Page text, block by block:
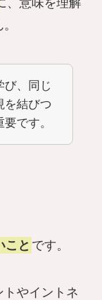
び、同じ
を結びつ
です。
こと です。
やイントネ